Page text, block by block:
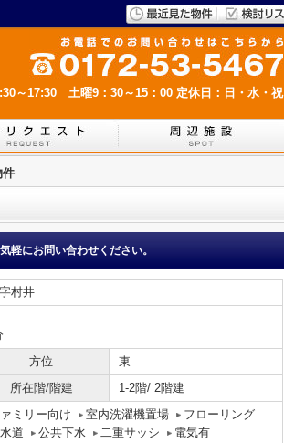
～17:30 土曜9：30～15：00 定休日：日・水・祝
件
軽にお問い合わせください。
字村井
方位
東
所在階/階建 1-2階/ 2階建
ミリー向け 室内洗濯機置場
フローリング
道 公共下水 二重サッシ
電気有